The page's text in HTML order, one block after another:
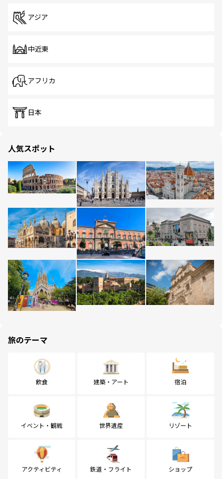
アジア
中近東
アフリカ
日本
人気スポット
旅のテーマ
飲食 建築・アート 宿泊
イベント・観戦 世界遺産 リゾート
アクティビティ 鉄道・フライト ショップ